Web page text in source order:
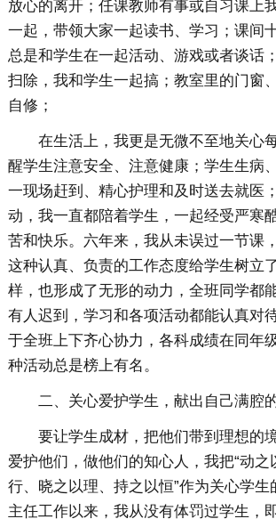
放心的离开；任课教师有事或自习课上
一起，带领大家一起读书、学习；课间
总是和学生在一起活动、游戏或者谈话
扫除，我和学生一起搞；教室里的门窗
自修；
在生活上，我更是无微不至地关心
醒学生注意安全、注意健康；学生生病
一现场赶到、精心护理和及时送去就医
动，我一直都陪着学生，一起经受严寒
苦和快乐。六年来，我从未误过一节课
这种认真、负责的工作态度给学生树立
样，也形成了无形的动力，全班同学都
有人迟到，学习和各项活动都能认真对
于全班上下齐心协力，各科成绩在同年
种活动总是榜上有名。
二、关心爱护学生，献出自己满腔的
要让学生成材，把他们带到理想的
爱护他们，做他们的知心人，我把“动之
行、晓之以理、持之以恒”作为关心学生
主任工作以来，我从没有体罚过学生，